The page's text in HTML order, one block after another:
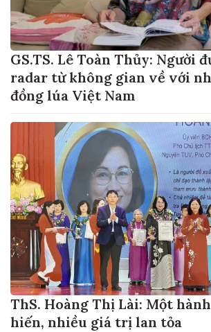
GS.TS. Lê Toàn Thủy: Người
radar từ không gian về với
đồng lúa Việt Nam
ThS. Hoàng Thị Lài: Một
hiến, nhiều giá trị lan tỏa